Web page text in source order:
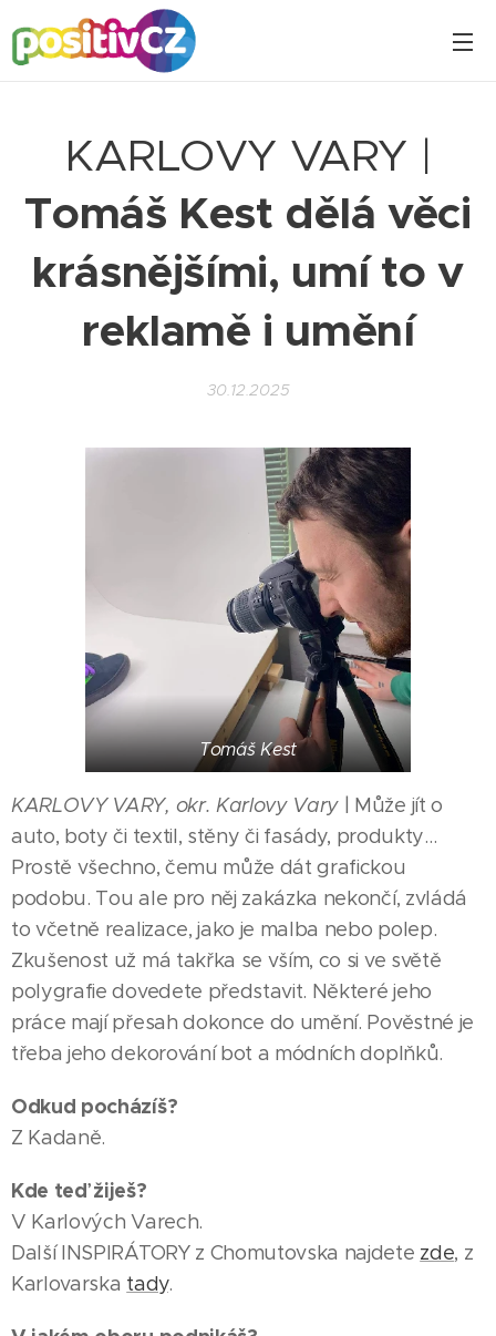
KARLOVY VARY |
Tomáš Kest dělá věci
krásnějšími, umí to v
reklamě i umění
30.12.2025
Tomáš Kest
KARLOVY VARY, okr. Karlovy Vary | Může jít o
auto, boty či textil, stěny či fasády, produkty…
Prostě všechno, čemu může dát grafickou
podobu. Tou ale pro něj zakázka nekončí, zvládá
to včetně realizace, jako je malba nebo polep.
Zkušenost už má takřka se vším, co si ve světě
polygrafie dovedete představit. Některé jeho
práce mají přesah dokonce do umění. Pověstné je
třeba jeho dekorování bot a módních doplňků.
Odkud pocházíš?
Z Kadaně.
Kde teď žiješ?
V Karlových Varech.
Další INSPIRÁTORY z Chomutovska najdete zde, z
Karlovarska tady.